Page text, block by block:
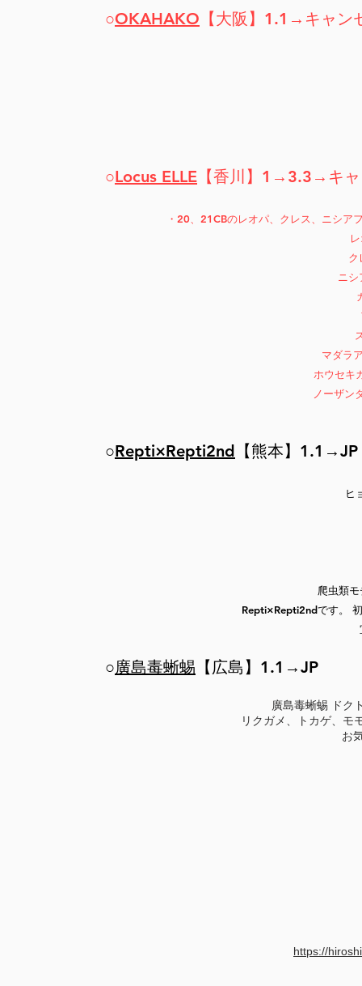
○OKAHAKO 【大阪】1.1→キャン
○Locus ELLE 【香川】1→3.3→キ
・20、21CBのレオパ、クレス、ニシア
ニ
マダラ
ホウセキ
ノーザン
○Repti×Repti2nd 【熊本】1.1→JP
ヒ
爬虫類
Repti×Repti2ndです。
○廣島毒蜥蜴 【広島】1.1→JP
廣島毒蜥蜴 ​ドク
リクガメ、トカゲ、モ
お
https://